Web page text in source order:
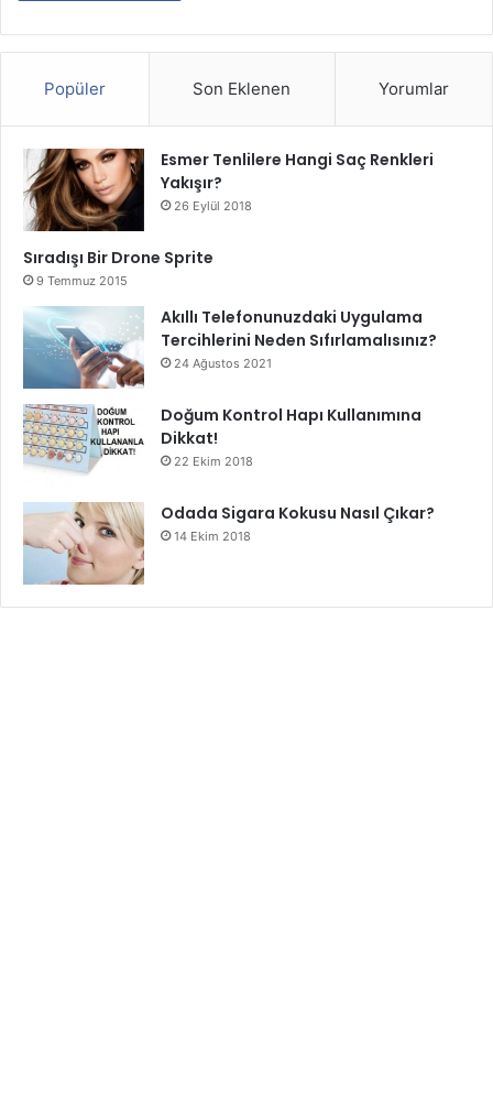
Popüler Son Eklenen Yorumlar
Esmer Tenlilere Hangi Saç Renkleri
Yakışır?
26 Eylül 2018
Sıradışı Bir Drone Sprite
9 Temmuz 2015
Akıllı Telefonunuzdaki Uygulama
Tercihlerini Neden Sıfırlamalısınız?
24 Ağustos 2021
Doğum Kontrol Hapı Kullanımına
Dikkat!
22 Ekim 2018
Odada Sigara Kokusu Nasıl Çıkar?
14 Ekim 2018